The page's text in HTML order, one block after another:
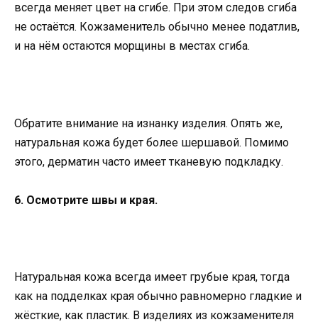
всегда меняет цвет на сгибе. При этом следов сгиба
не остаётся. Кожзаменитель обычно менее податлив,
и на нём остаются морщины в местах сгиба.
Обратите внимание на изнанку изделия. Опять же,
натуральная кожа будет более шершавой. Помимо
этого, дерматин часто имеет тканевую подкладку.
6. Осмотрите швы и края.
Натуральная кожа всегда имеет грубые края, тогда
как на подделках края обычно равномерно гладкие и
жёсткие, как пластик. В изделиях из кожзаменителя